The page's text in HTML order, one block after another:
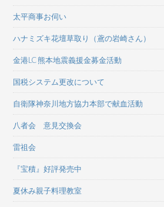
太平商事お伺い
ハナミズキ花壇草取り（鳶の岩崎さん）
金港LC 熊本地震義援金募金活動
国税システム更改について
自衛隊神奈川地方協力本部で献血活動
八者会 意見交換会
雷祖会
『宝積』好評発売中
夏休み親子料理教室